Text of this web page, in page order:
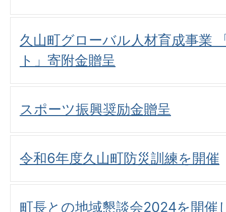
久山町グローバル人材育成事業
ト」寄附金贈呈
スポーツ振興奨励金贈呈
令和6年度久山町防災訓練を開催
町長との地域懇談会2024を開催